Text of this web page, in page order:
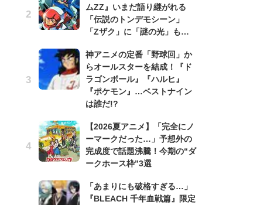
ムZZ』いまだ語り継がれる
「伝説のトンデモシーン」
「Zザク」に「謎の光」も…
神アニメの定番「野球回」か
らオールスターを結成！『ド
ラゴンボール』『ハルヒ』
『ポケモン』…ベストナイン
は誰だ!?
【2026夏アニメ】「完全にノ
ーマークだった…」予想外の
完成度で話題沸騰！今期の“ダ
ークホース枠”3選
「あまりにも破格すぎる…」
『BLEACH 千年血戦篇』限定